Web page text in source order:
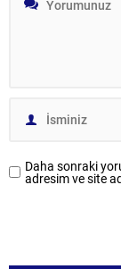
Daha sonraki
adresim ve site